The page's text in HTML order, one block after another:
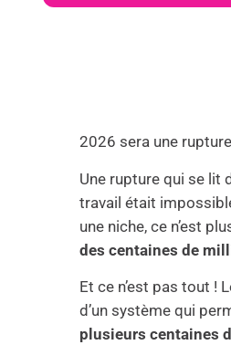
2026 sera une
Une rupture qui se lit
travail était
une niche, ce n’est
des centaines de
Et ce n’est pas tout !
d’un système qui
plusieurs centaines